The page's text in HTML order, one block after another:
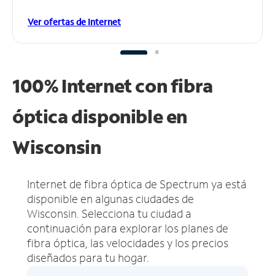
Ver ofertas de Internet
100% Internet con fibra
óptica disponible en
Wisconsin
Internet de fibra óptica de Spectrum ya está
disponible en algunas ciudades de
Wisconsin. Selecciona tu ciudad a
continuación para explorar los planes de
fibra óptica, las velocidades y los precios
diseñados para tu hogar.